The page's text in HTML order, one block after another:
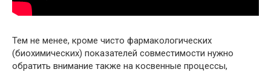
Тем не менее, кроме чисто фармакологических
(биохимических) показателей совместимости нужно
обратить внимание также на косвенные процессы,